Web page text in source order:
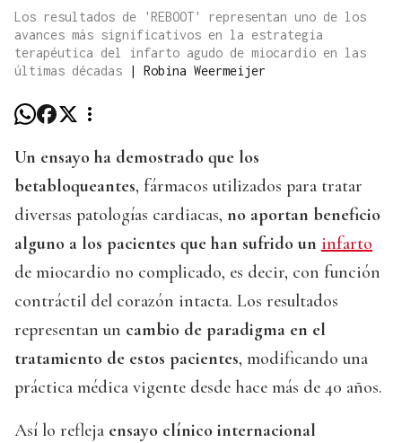
Los resultados de 'REBOOT' representan uno de los
avances más significativos en la estrategia
terapéutica del infarto agudo de miocardio en las
últimas décadas
| Robina Weermeijer
Un ensayo ha demostrado que los
betabloqueantes, fármacos utilizados para tratar
diversas patologías cardiacas, no aportan beneficio
alguno a los pacientes que han sufrido un infarto
de miocardio no complicado, es decir, con función
contráctil del corazón intacta. Los resultados
representan un cambio de paradigma en el
tratamiento de estos pacientes, modificando una
práctica médica vigente desde hace más de 40 años.
Así lo refleja ensayo clínico internacional